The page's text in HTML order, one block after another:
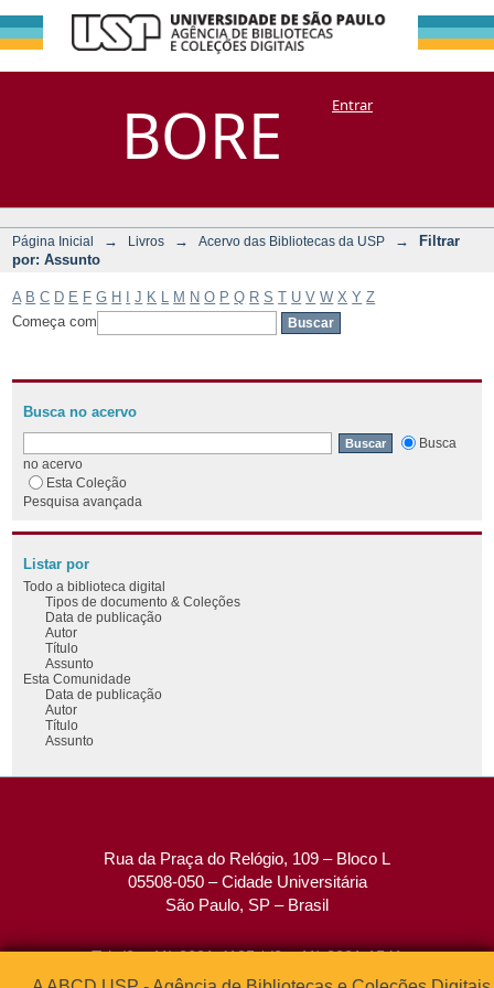
BORE
Filtrar por:
Assunto
DSpace/Manakin + CoriscoEntrar
Página Inicial → Livros → Acervo das Bibliotecas da USP →
Filtrar
por: Assunto
A B C D E F G H J K M N O P Q R S T U V W X Y Z
Começa com
Busca no acervo
Busca
no acervo
Esta Coleção
Pesquisa avançada
Listar por
Todo a biblioteca digital
Tipos de documento & Coleções
Data de publicação
Autor
Título
Assunto
Esta Comunidade
Data de publicação
Autor
Título
Assunto
Rua da Praça do Relógio, 109 – Bloco L
05508-050 – Cidade Universitária
São Paulo, SP – Brasil
Tel: (0xx11) 3091-4195 / (0xx11) 3091-1541
Fax: (0xx11) 3091-1567